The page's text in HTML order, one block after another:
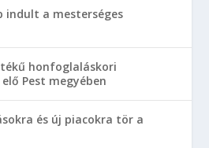
indult a mesterséges
honfoglaláskori
Pest megyében
és új piacokra tör a